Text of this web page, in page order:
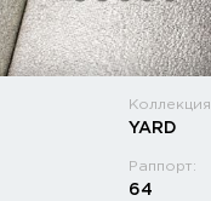
Коллекция
YARD
Раппорт:
64